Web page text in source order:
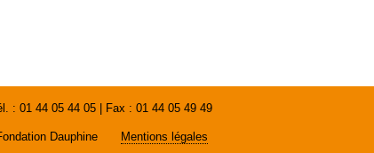
: 01 44 05 44 05 | Fax : 01 44 05 49 49
Dauphine Mentions légales